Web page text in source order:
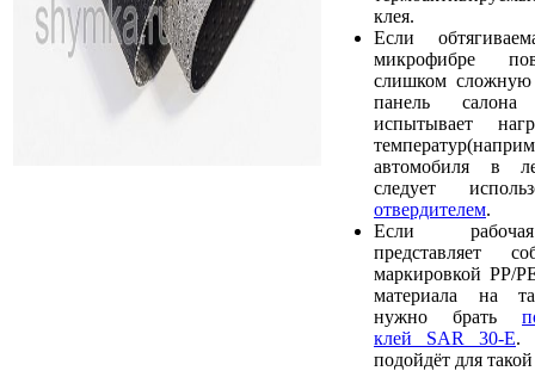
клея.
Если
микрофибре
слишком
панель
испытывает
автомобиля в
следует
отвердителем.
Если
представляет
маркировкой PP/
материала на
нужно брать
клей SAR 30-E.
подойдёт для